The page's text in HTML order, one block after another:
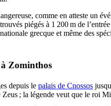
comme en atteste un
piégés à 1 200 m de
grecque et même des
Zominthos
depuis le palais de Cnossos
; la légende veut que le roi